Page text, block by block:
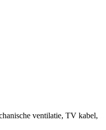
ventilatie, TV kabel,